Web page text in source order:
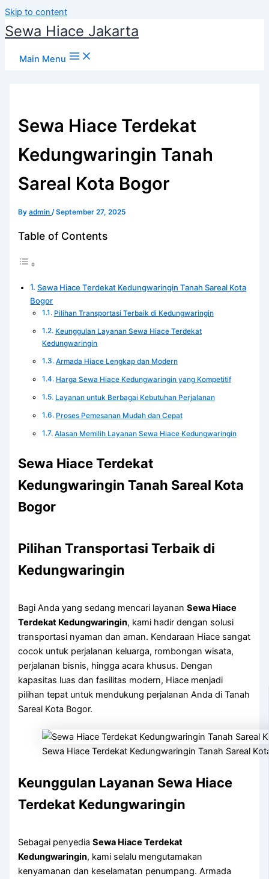
Skip to content
Sewa Hiace Jakarta
Main Menu
Sewa Hiace Terdekat
Kedungwaringin Tanah
Sareal Kota Bogor
Byadmin/September 27, 2025
Table of Contents
Sewa Hiace Terdekat Kedungwaringin Tanah Sareal Kota
Bogor
Pilihan Transportasi Terbaik di Kedungwaringin
Keunggulan Layanan Sewa Hiace Terdekat
Kedungwaringin
Armada Hiace Lengkap dan Modern
Harga Sewa Hiace Kedungwaringin yang Kompetitif
Layanan untuk Berbagai Kebutuhan Perjalanan
Proses Pemesanan Mudah dan Cepat
Alasan Memilih Layanan Sewa Hiace Kedungwaringin
Sewa Hiace Terdekat
Kedungwaringin Tanah Sareal Kota
Bogor
Pilihan Transportasi Terbaik di
Kedungwaringin
Bagi Anda yang sedang mencari layananSewa Hiace
Terdekat Kedungwaringin, kami hadir dengan solusi
transportasi nyaman dan aman. Kendaraan Hiace sangat
cocok untuk perjalanan keluarga, rombongan wisata,
perjalanan bisnis, hingga acara khusus. Dengan
kapasitas luas dan fasilitas modern, Hiace menjadi
pilihan tepat untuk mendukung perjalanan Anda di Tanah
Sareal Kota Bogor.
Sewa Hiace Terdekat Kedungwaringin Tanah Sareal
Keunggulan Layanan Sewa Hiace
Terdekat Kedungwaringin
Sebagai penyediaSewa Hiace Terdekat
Kedungwaringin, kami selalu mengutamakan
kenyamanan dan keselamatan penumpang. Armada